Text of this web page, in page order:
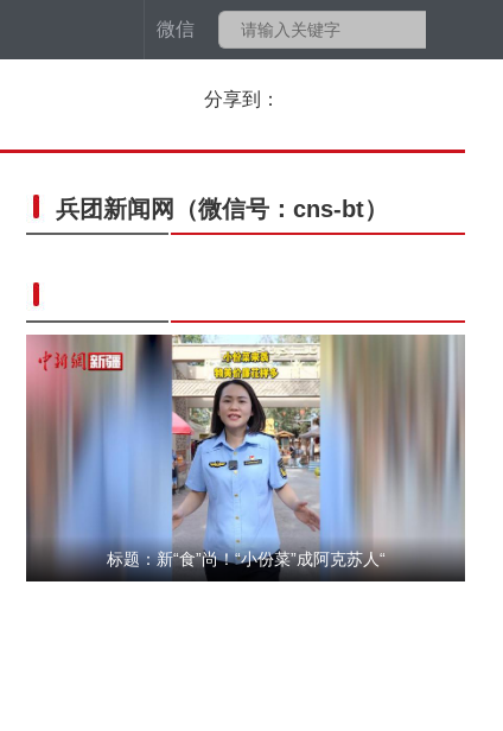
微信
分享到：
兵团新闻网 （微信号：cns-bt）
标题：新“食”尚！“小份菜”成阿克苏人“